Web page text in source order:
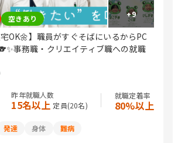
+9
空きあり
OK🌼】職員がすぐそばにいるからPC
事務職・クリエイティブ職への就職
昨年就職人数
15名以上 定員(20名)
就職定着率
80%以上
発達 身体
難病